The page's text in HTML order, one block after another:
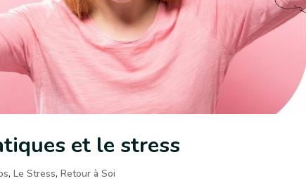
et le stress
,Le Stress,Retour à Soi